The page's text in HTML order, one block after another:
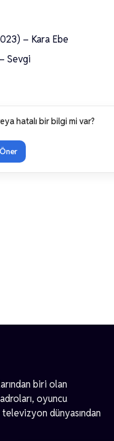
– Kara Ebe
Sevgi
hatalı bir bilgi mi var?
biri olan
oyuncu
dünyasından